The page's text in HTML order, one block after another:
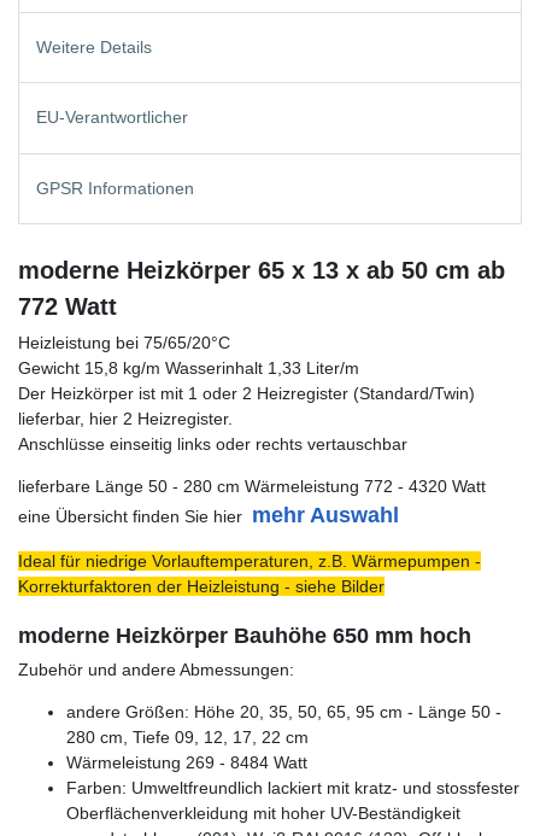
Weitere Details
EU-Verantwortlicher
GPSR Informationen
moderne Heizkörper 65 x 13 x ab 50 cm ab
772 Watt
Heizleistung bei 75/65/20°C
Gewicht 15,8 kg/m Wasserinhalt 1,33 Liter/m
Der Heizkörper ist mit 1 oder 2 Heizregister (Standard/Twin)
lieferbar, hier 2 Heizregister.
Anschlüsse einseitig links oder rechts vertauschbar
lieferbare Länge 50 - 280 cm Wärmeleistung 772 - 4320 Watt
eine Übersicht finden Sie hier mehr Auswahl
Ideal für niedrige Vorlauftemperaturen, z.B. Wärmepumpen -
Korrekturfaktoren der Heizleistung - siehe Bilder
moderne Heizkörper Bauhöhe 650 mm hoch
Zubehör und andere Abmessungen:
andere Größen: Höhe 20, 35, 50, 65, 95 cm - Länge 50 -
280 cm, Tiefe 09, 12, 17, 22 cm
Wärmeleistung 269 - 8484 Watt
Farben: Umweltfreundlich lackiert mit kratz- und stossfester
Oberflächenverkleidung mit hoher UV-Beständigkeit